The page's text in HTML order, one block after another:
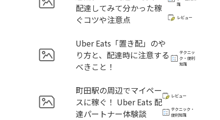
配達してみて分かった稼
ぐコツや注意点
識
レビュー
Uber Eats「置き配」のや
り方と、配達時に注意する
べきこと！
テクニッ
ク・便利
知識
町田駅の周辺でマイペー
スに稼ぐ！ Uber Eats 配
達パートナー体験談
レビュー
テクニック・
便利知識